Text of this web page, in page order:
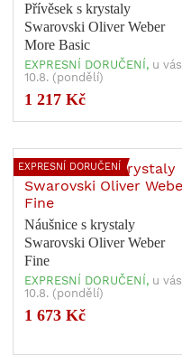
Přívěsek s krystaly
Swarovski Oliver Weber
More Basic
EXPRESNÍ DORUČENÍ, u vás
10.8. (pondělí)
1 217 Kč
EXPRESNÍ DORUČENÍ
Náušnice s krystaly
Swarovski Oliver Weber
Fine
EXPRESNÍ DORUČENÍ, u vás
10.8. (pondělí)
1 673 Kč